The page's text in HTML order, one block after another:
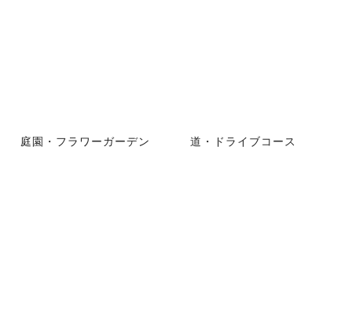
庭園・フラワーガーデン 道・ドライブコース